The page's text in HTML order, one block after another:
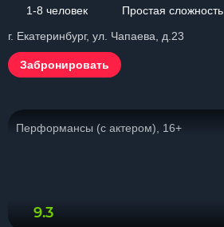
1-8 человек
Простая сложность
г. Екатеринбург, ул. Чапаева, д.23
Забронировать
Перформансы (с актером), 16+
9.3